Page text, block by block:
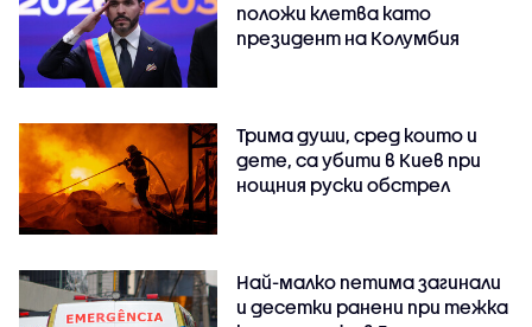
положи клетва като
президент на Колумбия
Трима души, сред които и
дете, са убити в Киев при
нощния руски обстрел
Най-малко петима загинали
и десетки ранени при тежка